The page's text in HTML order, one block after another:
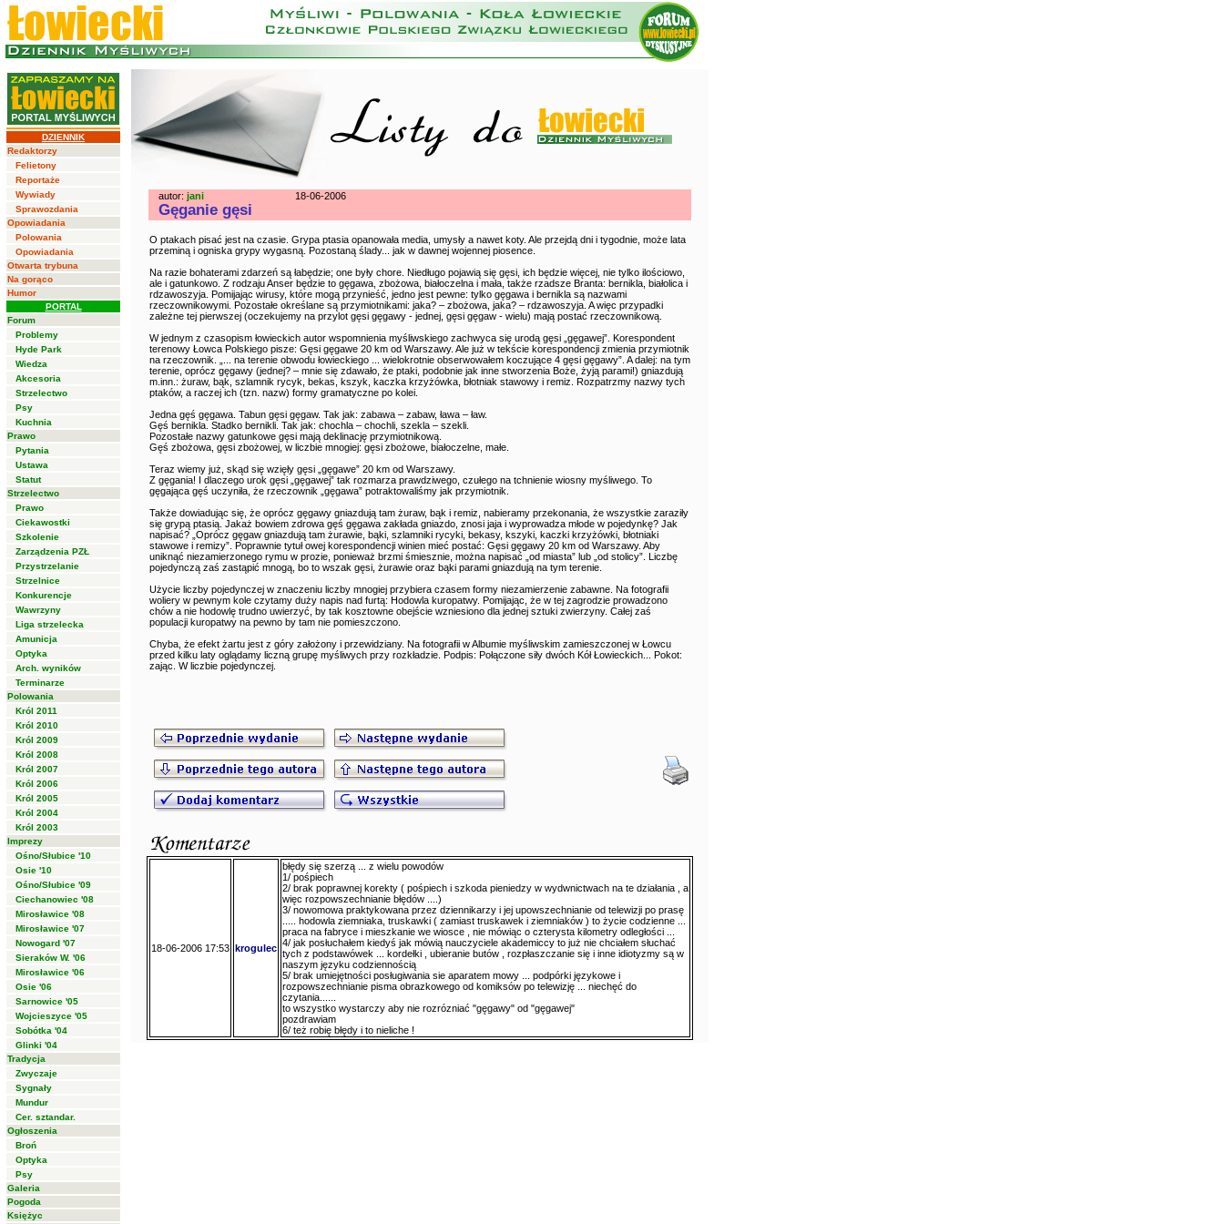
DZIENNIK
Redaktorzy
Felietony
Reportaże
Wywiady
Sprawozdania
Opowiadania
Polowania
Opowiadania
Otwarta trybuna
Na gorąco
Humor
PORTAL
Forum
Problemy
Hyde Park
Wiedza
Akcesoria
Strzelectwo
Psy
Kuchnia
Prawo
Pytania
Ustawa
Statut
Strzelectwo
Prawo
Ciekawostki
Szkolenie
Zarządzenia PZŁ
Przystrzelanie
Strzelnice
Konkurencje
Wawrzyny
Liga strzelecka
Amunicja
Optyka
Arch. wyników
Terminarze
Polowania
Król 2011
Król 2010
Król 2009
Król 2008
Król 2007
Król 2006
Król 2005
Król 2004
Król 2003
Imprezy
Ośno/Słubice '10
Osie '10
Ośno/Słubice '09
Ciechanowiec '08
Mirosławice '08
Mirosławice '07
Nowogard '07
Sieraków W. '06
Mirosławice '06
Osie '06
Sarnowice '05
Wojcieszyce '05
Sobótka '04
Glinki '04
Tradycja
Zwyczaje
Sygnały
Mundur
Cer. sztandar.
Ogłoszenia
Broń
Optyka
Psy
Galeria
Pogoda
Księżyc
autor: jani 18-06-2006
Gęganie gęsi
O ptakach pisać jest na czasie. Grypa ptasia opanowała media, umysły a nawet koty. Ale przejdą dni i tygodnie, może lata
przeminą i ogniska grypy wygasną. Pozostaną ślady... jak w dawnej wojennej piosence.
Na razie bohaterami zdarzeń są łabędzie; one były chore. Niedługo pojawią się gęsi, ich będzie więcej, nie tylko ilościowo,
ale i gatunkowo. Z rodzaju Anser będzie to gęgawa, zbożowa, białoczelna i mała, także rzadsze Branta: bernikla, białolica i
rdzawoszyja. Pomijając wirusy, które mogą przynieść, jedno jest pewne: tylko gęgawa i bernikla są nazwami
rzeczownikowymi. Pozostałe określane są przymiotnikami: jaka? – zbożowa, jaka? – rdzawoszyja. A więc przypadki
zależne tej pierwszej (oczekujemy na przylot gęsi gęgawy - jednej, gęsi gęgaw - wielu) mają postać rzeczownikową.
W jednym z czasopism łowieckich autor wspomnienia myśliwskiego zachwyca się urodą gęsi „gęgawej”. Korespondent
terenowy Łowca Polskiego pisze: Gęsi gęgawe 20 km od Warszawy. Ale już w tekście korespondencji zmienia przymiotnik
na rzeczownik. „... na terenie obwodu łowieckiego ... wielokrotnie obserwowałem koczujące 4 gęsi gęgawy”. A dalej: na tym
terenie, oprócz gęgawy (jednej? – mnie się zdawało, że ptaki, podobnie jak inne stworzenia Boże, żyją parami!) gniazdują
m.inn.: żuraw, bąk, szlamnik rycyk, bekas, kszyk, kaczka krzyżówka, błotniak stawowy i remiz. Rozpatrzmy nazwy tych
ptaków, a raczej ich (tzn. nazw) formy gramatyczne po kolei.
Jedna gęś gęgawa. Tabun gęsi gęgaw. Tak jak: zabawa – zabaw, ława – ław.
Gęś bernikla. Stadko bernikli. Tak jak: chochla – chochli, szekla – szekli.
Pozostałe nazwy gatunkowe gęsi mają deklinację przymiotnikową.
Gęś zbożowa, gęsi zbożowej, w liczbie mnogiej: gęsi zbożowe, białoczelne, małe.
Teraz wiemy już, skąd się wzięły gęsi „gęgawe” 20 km od Warszawy.
Z gęgania! I dlaczego urok gęsi „gęgawej” tak rozmarza prawdziwego, czułego na tchnienie wiosny myśliwego. To
gęgająca gęś uczyniła, że rzeczownik „gęgawa” potraktowaliśmy jak przymiotnik.
Także dowiadując się, że oprócz gęgawy gniazdują tam żuraw, bąk i remiz, nabieramy przekonania, że wszystkie zaraziły
się grypą ptasią. Jakaż bowiem zdrowa gęś gęgawa zakłada gniazdo, znosi jaja i wyprowadza młode w pojedynkę? Jak
napisać? „Oprócz gęgaw gniazdują tam żurawie, bąki, szlamniki rycyki, bekasy, kszyki, kaczki krzyżówki, błotniaki
stawowe i remizy”. Poprawnie tytuł owej korespondencji winien mieć postać: Gęsi gęgawy 20 km od Warszawy. Aby
uniknąć niezamierzonego rymu w prozie, ponieważ brzmi śmiesznie, można napisać „od miasta” lub „od stolicy”. Liczbę
pojedynczą zaś zastąpić mnogą, bo to wszak gęsi, żurawie oraz bąki parami gniazdują na tym terenie.
Użycie liczby pojedynczej w znaczeniu liczby mnogiej przybiera czasem formy niezamierzenie zabawne. Na fotografii
woliery w pewnym kole czytamy duży napis nad furtą: Hodowla kuropatwy. Pomijając, że w tej zagrodzie prowadzono
chów a nie hodowlę trudno uwierzyć, by tak kosztowne obejście wzniesiono dla jednej sztuki zwierzyny. Całej zaś
populacji kuropatwy na pewno by tam nie pomieszczono.
Chyba, że efekt żartu jest z góry założony i przewidziany. Na fotografii w Albumie myśliwskim zamieszczonej w Łowcu
przed kilku laty oglądamy liczną grupę myśliwych przy rozkładzie. Podpis: Połączone siły dwóch Kół Łowieckich... Pokot:
zając. W liczbie pojedynczej.
18-06-2006 17:53 krogulec
błędy się szerzą ... z wielu powodów
1/ pośpiech
2/ brak poprawnej korekty ( pośpiech i szkoda pieniedzy w wydwnictwach na te działania , a
więc rozpowszechnianie błędów ....)
3/ nowomowa praktykowana przez dziennikarzy i jej upowszechnianie od telewizji po prasę
..... hodowla ziemniaka, truskawki ( zamiast truskawek i ziemniaków ) to życie codzienne ...
praca na fabryce i mieszkanie we wiosce , nie mówiąc o czterysta kilometry odległości ...
4/ jak posłuchałem kiedyś jak mówią nauczyciele akademiccy to już nie chciałem słuchać
tych z podstawówek ... kordełki , ubieranie butów , rozpłaszczanie się i inne idiotyzmy są w
naszym języku codziennością
5/ brak umiejętności posługiwania sie aparatem mowy ... podpórki językowe i
rozpowszechnianie pisma obrazkowego od komiksów po telewizję ... niechęć do
czytania......
to wszystko wystarczy aby nie rozrózniać "gęgawy" od "gęgawej"
pozdrawiam
6/ też robię błędy i to nieliche !